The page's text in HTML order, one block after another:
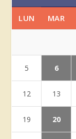
LUN MAR
5 6
12 13
19 20